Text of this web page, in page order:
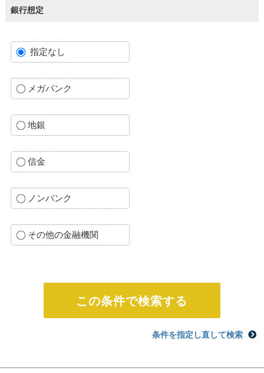
銀行想定
指定なし
メガバンク
地銀
信金
ノンバンク
その他の金融機関
条件を指定し直して検索